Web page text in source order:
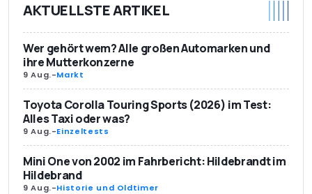
AKTUELLSTE ARTIKEL
Wer gehört wem? Alle großen Automarken und
ihre Mutterkonzerne
9 Aug.-Markt
Toyota Corolla Touring Sports (2026) im Test:
Alles Taxi oder was?
9 Aug.-Einzeltests
Mini One von 2002 im Fahrbericht: Hildebrandt im
Hildebrand
9 Aug.-Historie und Oldtimer